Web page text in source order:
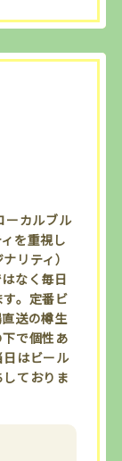
ーカルブル
を重視し
リティ）
なく毎日
。定番ビ
送の樽生
で個性あ
はビール
ておりま